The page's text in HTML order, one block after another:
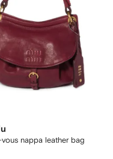
vous nappa leather bag